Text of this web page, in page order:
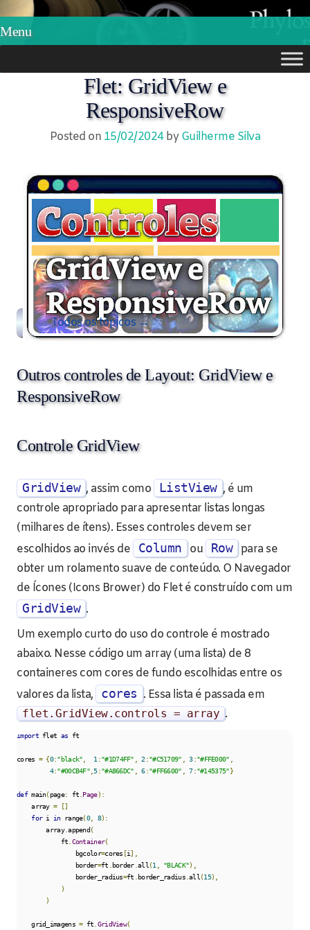
Phylos.net
Menu
Flet: GridView e
ResponsiveRow
Posted on 15/02/2024byGuilherme Silva
Todos os tópicos →
Outros controles de Layout: GridView e
ResponsiveRow
Controle GridView
GridView , assim como ListView , é um
controle apropriado para apresentar listas longas
(milhares de ítens). Esses controles devem ser
escolhidos ao invés de
Column ou Row
para se
obter um rolamento suave de conteúdo. O Navegador
de Ícones (Icons Brower) do Flet é construído com um
GridView .
Um exemplo curto do uso do controle é mostrado
abaixo. Nesse código um array (uma lista) de 8
containeres com cores de fundo escolhidas entre os
valores da lista,
cores . Essa lista é passada em
flet. GridView. controls = array .
import flet as ft
cores = {0:"black" 1 :"#1D74FF" 2 :"#C51709" 3:"#FFE000"
4:"#00CB4F" 5:"#A866DC" 6:"#FF6600" 7:"#145375"}
def main(page: ft Page):
    array
=
[]
for i in range(0, 8):
        array
.append(
            ft
Container(
                bgcolor
=cores [i],
                border
=ft border. all (1 "BLACK"),
                border_radius
=ft border_radius.all (15),
)
)
    grid_imagens
= ft GridView(